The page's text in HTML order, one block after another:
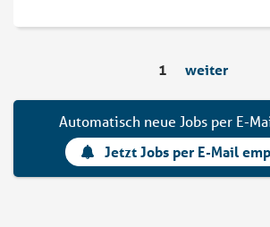
1 weiter
Automatisch neue Jobs per E-
Jetzt Jobs per E-Mail